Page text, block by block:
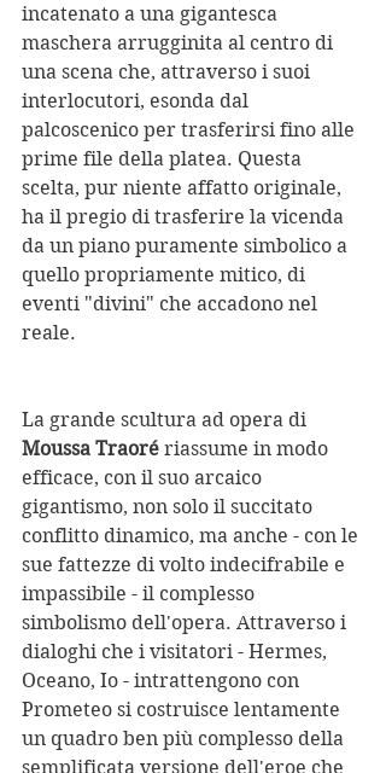
incatenato a una gigantesca
maschera arrugginita al centro di
una scena che, attraverso i suoi
interlocutori, esonda dal
palcoscenico per trasferirsi fino alle
prime file della platea. Questa
scelta, pur niente affatto originale,
ha il pregio di trasferire la vicenda
da un piano puramente simbolico a
quello propriamente mitico, di
eventi "divini" che accadono nel
reale.
La grande scultura ad opera di
Moussa Traoré riassume in modo
efficace, con il suo arcaico
gigantismo, non solo il succitato
conflitto dinamico, ma anche - con le
sue fattezze di volto indecifrabile e
impassibile - il complesso
simbolismo dell'opera. Attraverso i
dialoghi che i visitatori - Hermes,
Oceano, Io - intrattengono con
Prometeo si costruisce lentamente
un quadro ben più complesso della
semplificata versione dell'eroe che